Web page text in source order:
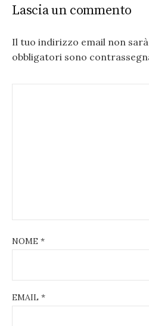
Lascia un commento
Il tuo indirizzo email non
obbligatori sono
NOME *
EMAIL *